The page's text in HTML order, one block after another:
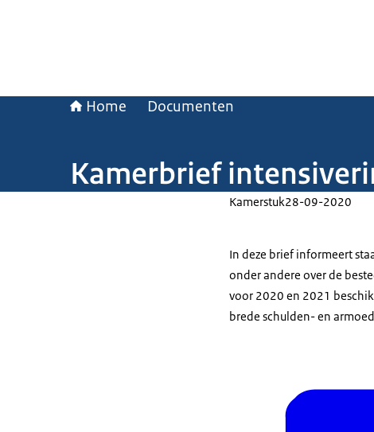
Home Documenten
Kamerbrief
Kamerstuk28-09-2020
In deze brief informeert
onder andere over de
voor 2020 en 2021
brede schulden- en